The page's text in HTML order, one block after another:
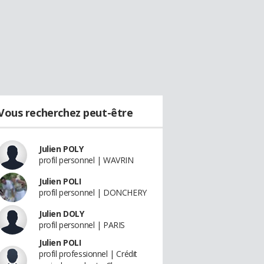
recherchez peut-être
Julien POLY
profil personnel | WAVRIN
Julien POLI
profil personnel | DONCHERY
Julien DOLY
profil personnel | PARIS
Julien POLI
profil professionnel | Crédit